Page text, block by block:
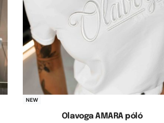
NEW
Olavoga AMARA póló